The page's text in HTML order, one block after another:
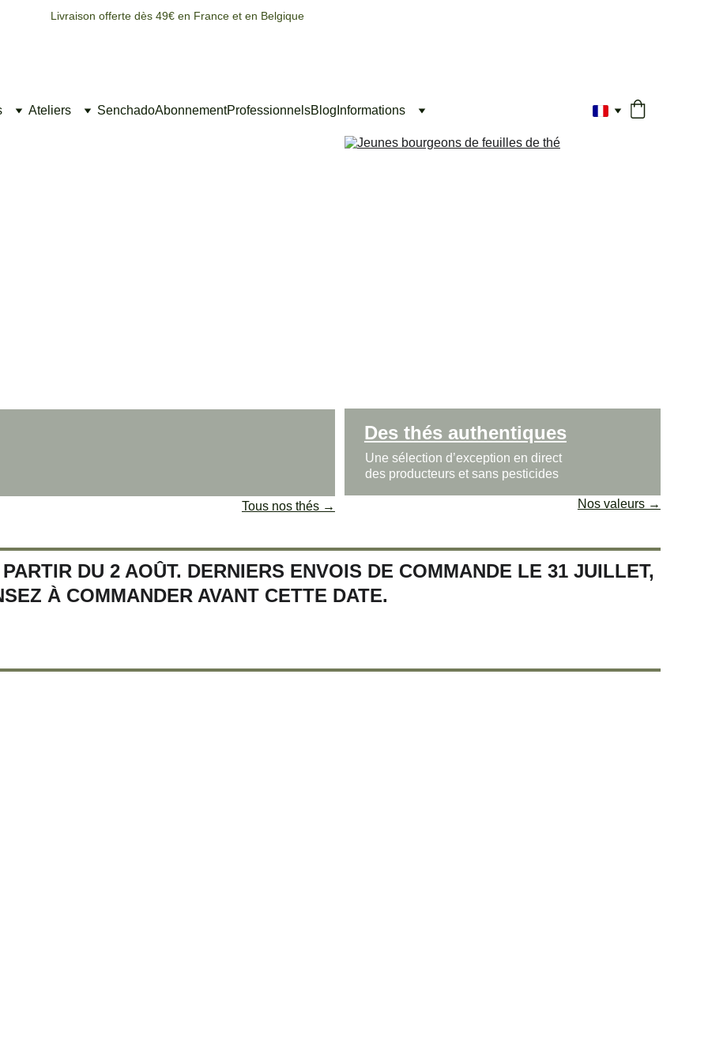
Livraison offerte dès 49€ en France et en Belgique
Ateliers SenchadoAbonnementProfessionnelsBlog Informations
Nos valeurs →
Tous nos thés →
Une sélection d’exception en direct
des producteurs et sans pesticides
Des thés authentiques
DU 2 AOÛT. DERNIERS ENVOIS DE COMMANDE LE 31 JUILLET,
À COMMANDER AVANT CETTE DATE.